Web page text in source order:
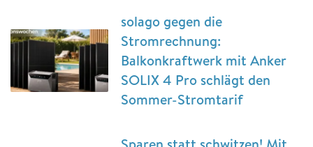
solago gegen die
Stromrechnung:
Balkonkraftwerk mit Anker
SOLIX 4 Pro schlägt den
Sommer-Stromtarif